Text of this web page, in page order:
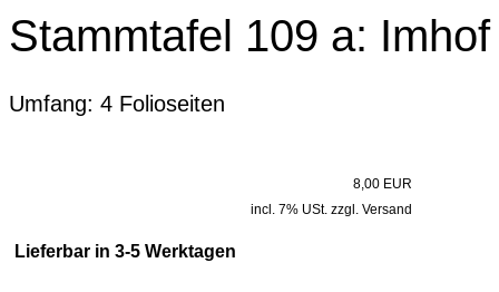
Stammtafel 109 a:
Umfang: 4 Folioseiten
8,00 EUR
incl. 7% USt. zzgl. Versand
Lieferbar in 3-5 Werktagen